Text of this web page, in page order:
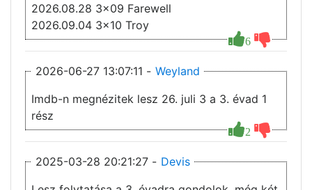
6
2026.08.28 3x09 Farewell
2026.09.04 3x10 Troy
2026-06-27 13:07:11 - Weyland
2
Imdb-n megnézitek lesz 26. juli 3 a 3. évad 1
rész
2025-03-28 20:21:27 - Devis